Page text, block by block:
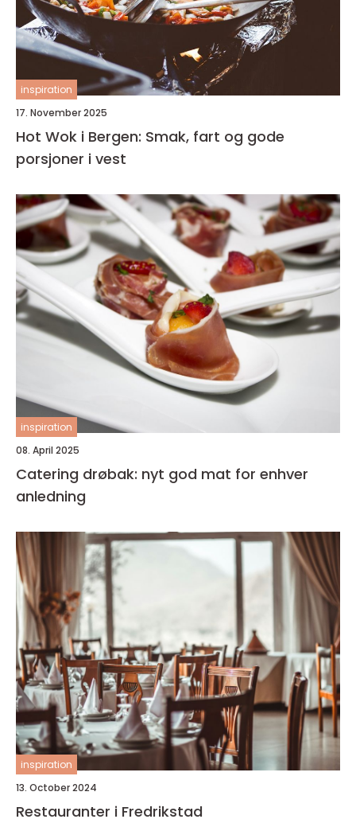
inspiration
17. November 2025
Hot Wok i Bergen: Smak, fart og gode
porsjoner i vest
inspiration
08. April 2025
Catering drøbak: nyt god mat for enhver
anledning
inspiration
13. October 2024
Restauranter i Fredrikstad